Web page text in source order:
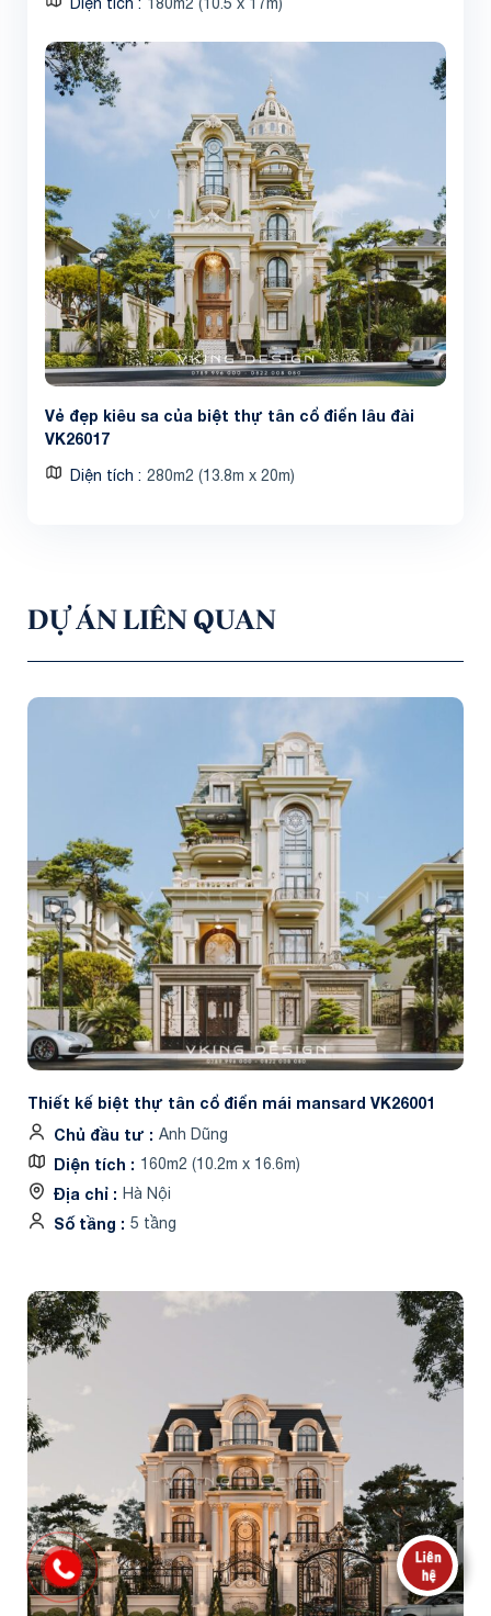
Vẻ đẹp kiêu sa của biệt thự tân cổ điển lâu đài
VK26017
Diện tích 280m2 (13.8m x 20m)
DỰ ÁN LIÊN QUAN
Thiết kế biệt thự tân cổ điển mái mansard VK26001
Chủ đầu tư
Anh Dũng
Diện tích 160m2 (10.2m x 16.6m)
Địa chỉ Hà Nội
Số tầng 5 tầng